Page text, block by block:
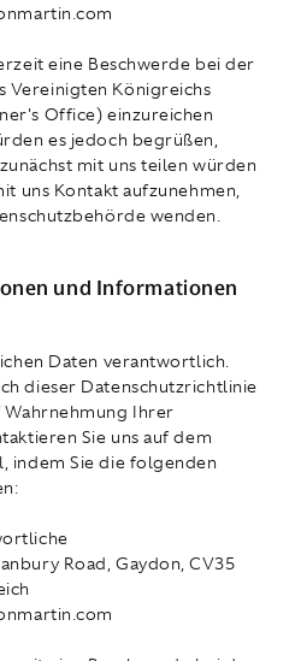
eine Beschwerde bei der
Vereinigten Königreichs
Office) einzureichen
es jedoch begrüßen,
mit uns teilen würden
uns Kontakt aufzunehmen,
wenden.
und Informationen
Daten verantwortlich.
dieser Datenschutzrichtlinie
Wahrnehmung Ihrer
Sie uns auf dem
indem Sie die folgenden
Road, Gaydon, CV35